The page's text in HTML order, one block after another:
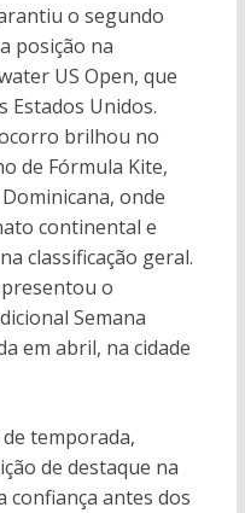
o segundo
posição na
US Open, que
Estados Unidos.
brilhou no
de Fórmula Kite,
onde
continental e
classificação geral.
o
Semana
em abril, na cidade
temporada,
de destaque na
confiança antes dos